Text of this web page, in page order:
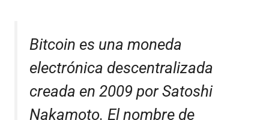
Bitcoin es una moneda
electrónica descentralizada
creada en 2009 por Satoshi
Nakamoto. El nombre de